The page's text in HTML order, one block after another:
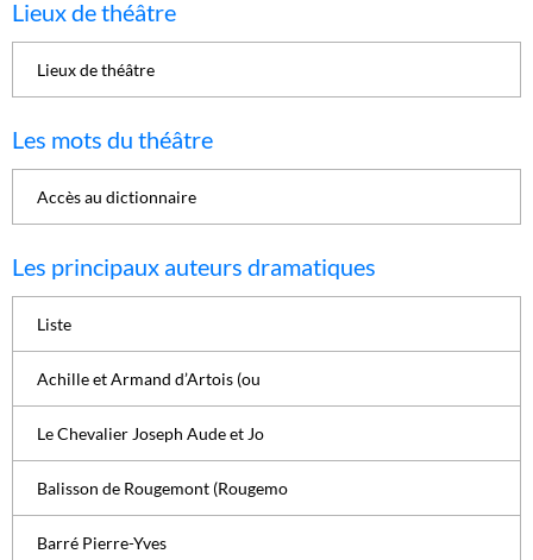
Lieux de théâtre
Lieux de théâtre
Les mots du théâtre
Accès au dictionnaire
Les principaux auteurs dramatiques
Liste
Achille et Armand d’Artois (ou
Le Chevalier Joseph Aude et Jo
Balisson de Rougemont (Rougemo
Barré Pierre-Yves